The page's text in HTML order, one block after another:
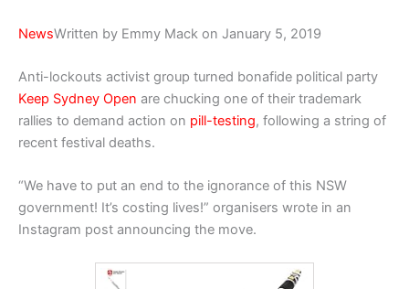
NewsWritten by Emmy Mack on January 5, 2019
Anti-lockouts activist group turned bonafide political party
Keep Sydney Open are chucking one of their trademark
rallies to demand action on pill-testing, following a string of
recent festival deaths.
“We have to put an end to the ignorance of this NSW
government! It’s costing lives!” organisers wrote in an
Instagram post announcing the move.